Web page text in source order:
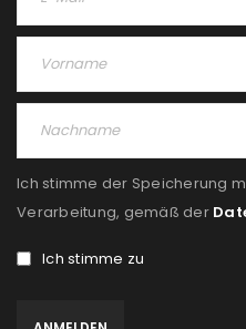
Ich stimme der Speicherung
Verarbeitung, gemäß der
Ich stimme zu